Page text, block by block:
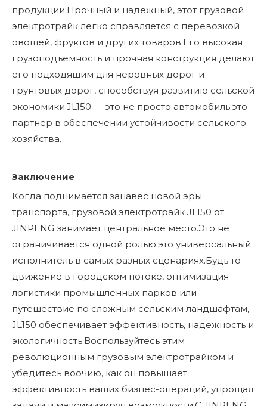
продукции.Прочный и надежный, этот грузовой
электротрайк легко справляется с перевозкой
овощей, фруктов и других товаров.Его высокая
грузоподъемность и прочная конструкция делают
его подходящим для неровных дорог и
грунтовых дорог, способствуя развитию сельской
экономики.JL150 — это не просто автомобиль;это
партнер в обеспечении устойчивости сельского
хозяйства.
Заключение
Когда поднимается занавес новой эры
транспорта, грузовой электротрайк JL150 от
JINPENG занимает центральное место.Это не
ограничивается одной ролью;это универсальный
исполнитель в самых разных сценариях.Будь то
движение в городском потоке, оптимизация
логистики промышленных парков или
путешествие по сложным сельским ландшафтам,
JL150 обеспечивает эффективность, надежность и
экологичность.Воспользуйтесь этим
революционным грузовым электротрайком и
убедитесь воочию, как он повышает
эффективность ваших бизнес-операций, упрощая